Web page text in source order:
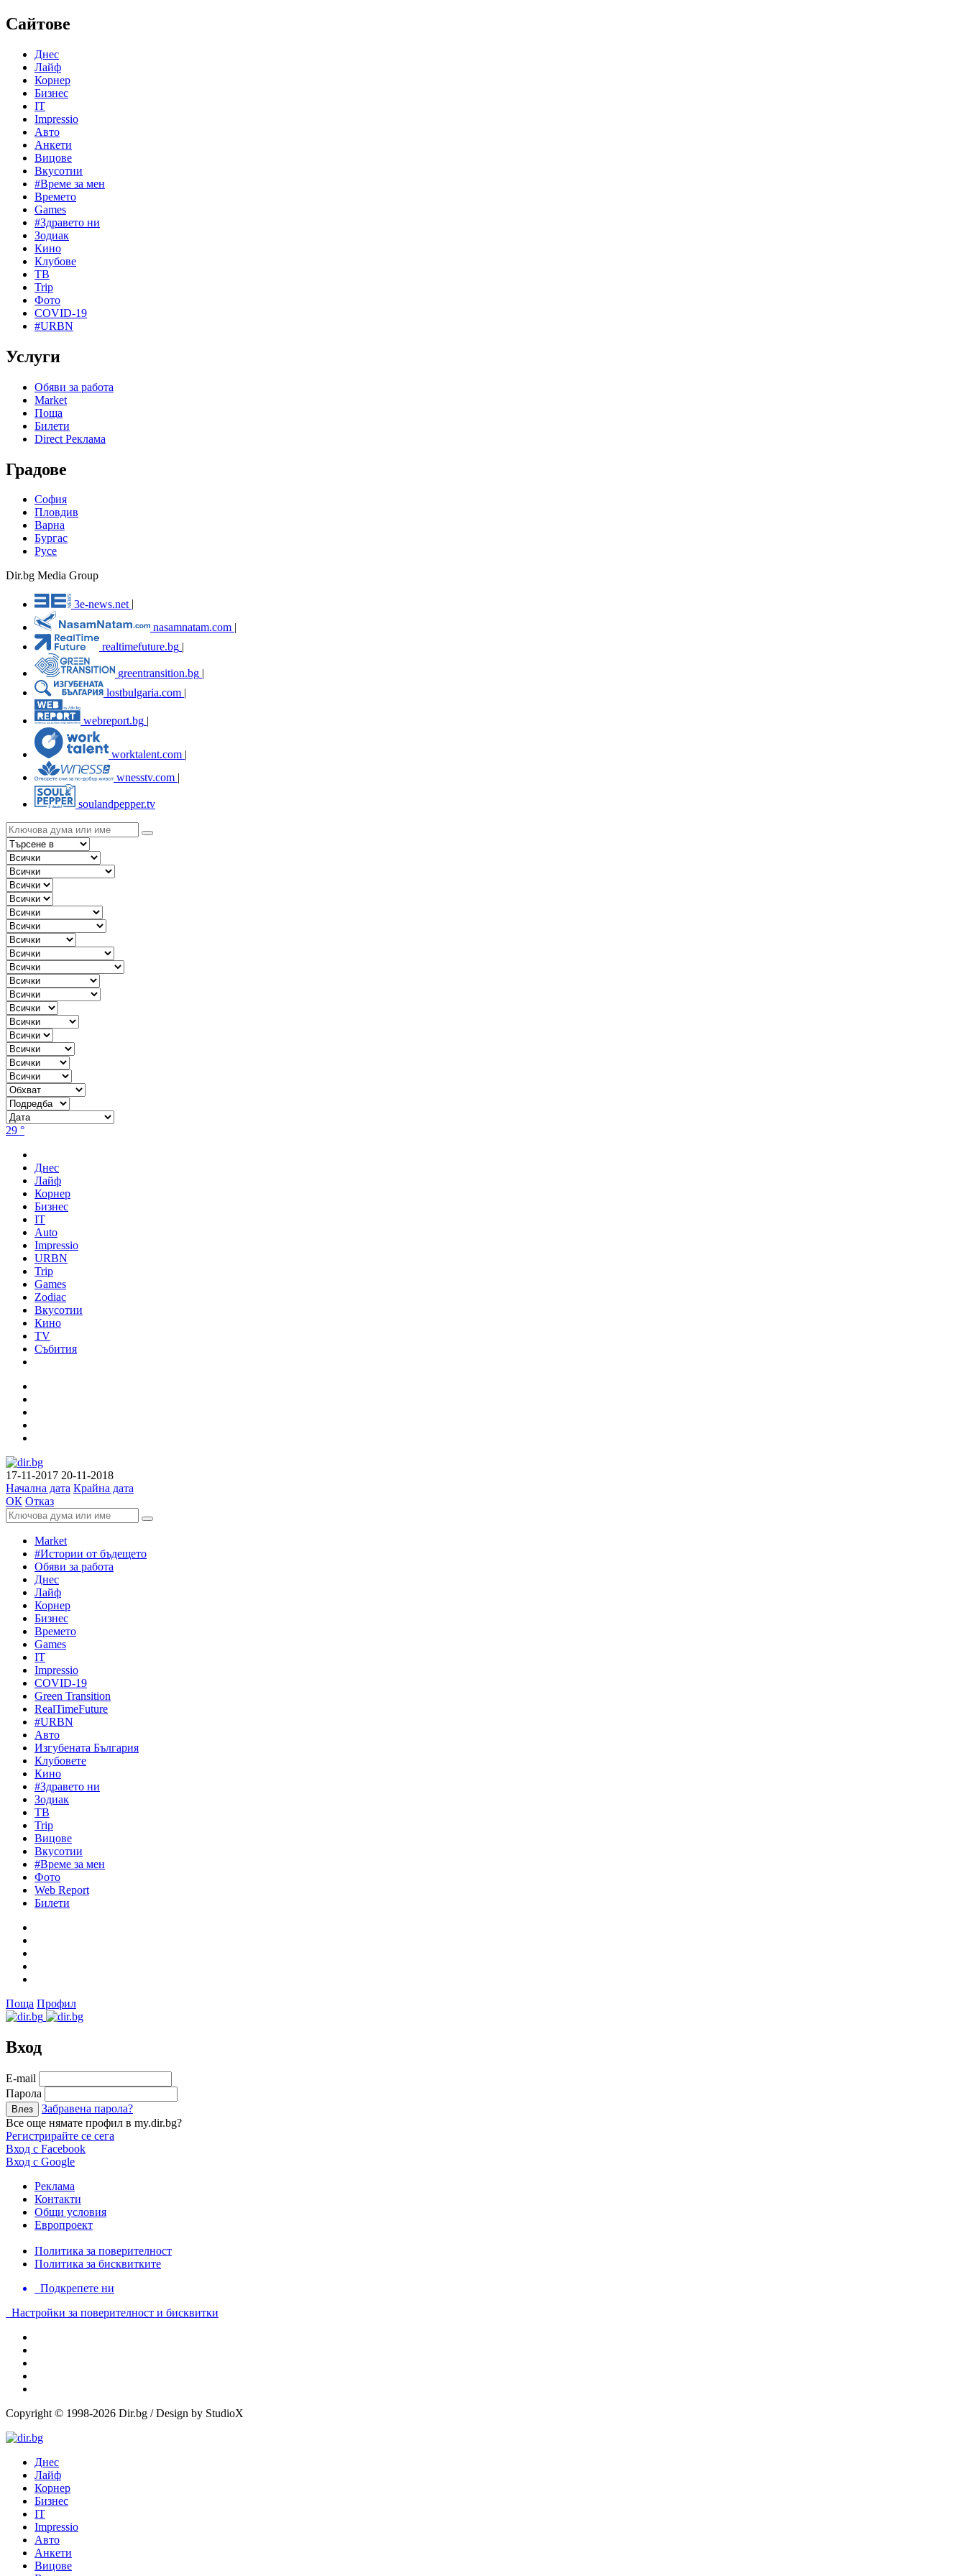
Сайтове
Днес
Лайф
Корнер
Бизнес
IT
Impressio
Авто
Анкети
Вицове
Вкусотии
#Време за мен
Времето
Games
#Здравето ни
Зодиак
Кино
Клубове
ТВ
Trip
Фото
COVID-19
#URBN
Услуги
Обяви за работа
Market
Поща
Билети
Direct Реклама
Градове
София
Пловдив
Варна
Бургас
Русе
Dir.bg Media Group
3e-news.net
nasamnatam.com |
realtimefuture.bg |
greentransition.bg |
lostbulgaria.com |
webreport.bg
worktalent.com |
wnesstv.com |
soulandpepper.tv
29 °
Днес
Лайф
Корнер
Бизнес
IT
Auto
Impressio
URBN
Trip
Games
Zodiac
Вкусотии
Кино
TV
Събития
17-11-2017 20-11-2018
Начална дата Крайна дата
ОК Отказ
Market
#Истории от бъдещето
Обяви за работа
Днес
Лайф
Корнер
Бизнес
Времето
Games
IT
Impressio
COVID-19
Green Transition
RealTimeFuture
#URBN
Авто
Изгубената България
Клубовете
Кино
#Здравето ни
Зодиак
ТВ
Trip
Вицове
Вкусотии
#Време за мен
Фото
Web Report
Билети
Поща Профил
Вход
Е-mail
Парола
Забравена парола?
Все още нямате профил в my.dir.bg?
Регистрирайте се сега
Вход с Facebook
Вход с Google
Реклама
Контакти
Общи условия
Европроект
Политика за поверителност
Политика за бисквитките
Подкрепете ни
Настройки за поверителност и бисквитки
Copyright © 1998-2026 Dir.bg / Design by StudioX
Днес
Лайф
Корнер
Бизнес
IT
Impressio
Авто
Анкети
Вицове